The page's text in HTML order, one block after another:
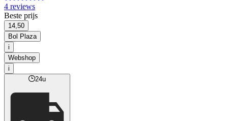
4 reviews
Beste prijs
14,50
Bol Plaza
i
Webshop
i
24u